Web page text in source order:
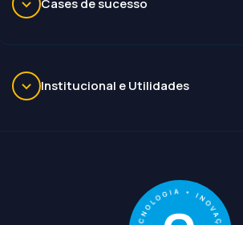
Cases de sucesso
Institucional e Utilidades